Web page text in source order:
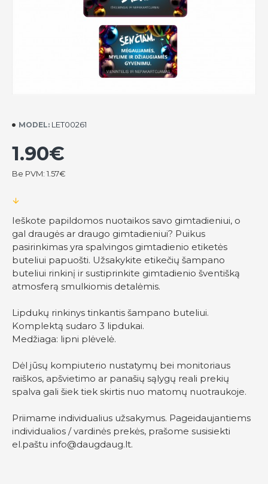
MODEL: LET00261
1.90€
Be PVM: 1.57€
Ieškote papildomos nuotaikos savo gimtadieniui, o
gal draugės ar draugo gimtadieniui? Puikus
pasirinkimas yra spalvingos gimtadienio etiketės
buteliui papuošti. Užsakykite etikečių šampano
buteliui rinkinį ir sustiprinkite gimtadienio šventišką
atmosferą smulkiomis detalėmis.
Lipdukų rinkinys tinkantis šampano buteliui.
Komplektą sudaro 3 lipdukai.
Medžiaga: lipni plėvelė.
Dėl jūsų kompiuterio nustatymų bei monitoriaus
raiškos, apšvietimo ar panašių sąlygų reali prekių
spalva gali šiek tiek skirtis nuo matomų nuotraukoje.
Priimame individualius užsakymus. Pageidaujantiems
individualios / vardinės prekės, prašome susisiekti
el.paštu info@daugdaug.lt.